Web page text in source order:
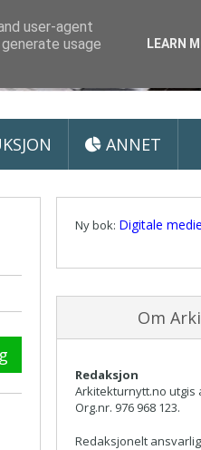
ANNET
Ny bok: Digitale
Om
Redaksjon
Arkitekturnytt.no utgis
Org.nr. 976 968 123.
Redaksjonelt
user-agent
usage
LEARN